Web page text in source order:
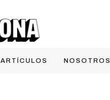
ARTÍCULOS NOSOTROS